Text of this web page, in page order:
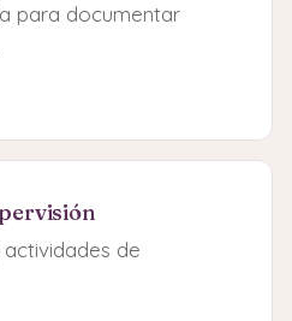
para documentar
de